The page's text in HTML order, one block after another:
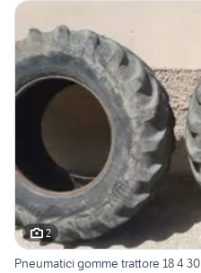
2
Pneumatici gomme trattore 18 4 30